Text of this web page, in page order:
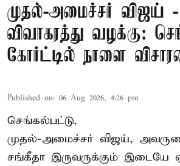
முதல்-அமைச்சர் விஜய்
விவாகரத்து வழக்கு:
கோர்ட்டில் நாளை
Published on: 06 Aug 2026, 4:26 pm
செங்கல்பட்டு,
முதல்-அமைச்சர் விஜய்,
சங்கீதா இருவருக்கும் இடையே